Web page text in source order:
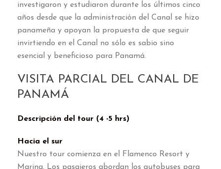
investigaron y estudiaron durante los últimos cinco
años desde que la administración del Canal se hizo
panameña y apoyan la propuesta de que seguir
invirtiendo en el Canal no sólo es sabio sino
esencial y beneficioso para Panamá.
VISITA PARCIAL DEL CANAL DE
PANAMÁ
Descripción del tour (4 -5 hrs)
Hacia el sur
Nuestro tour comienza en el Flamenco Resort y
Marina. Los pasajeros abordan los autobuses para